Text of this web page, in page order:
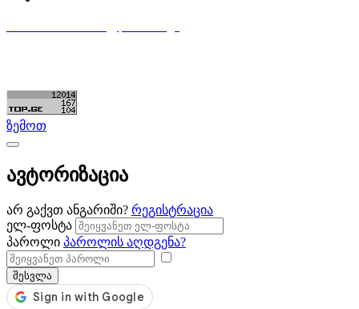
ზემოთ
ავტორიზაცია
არ გაქვთ ანგარიში? რეგისტრაცია
ელ-ფოსტა
პაროლი პაროლის აღდგენა?
შესვლა